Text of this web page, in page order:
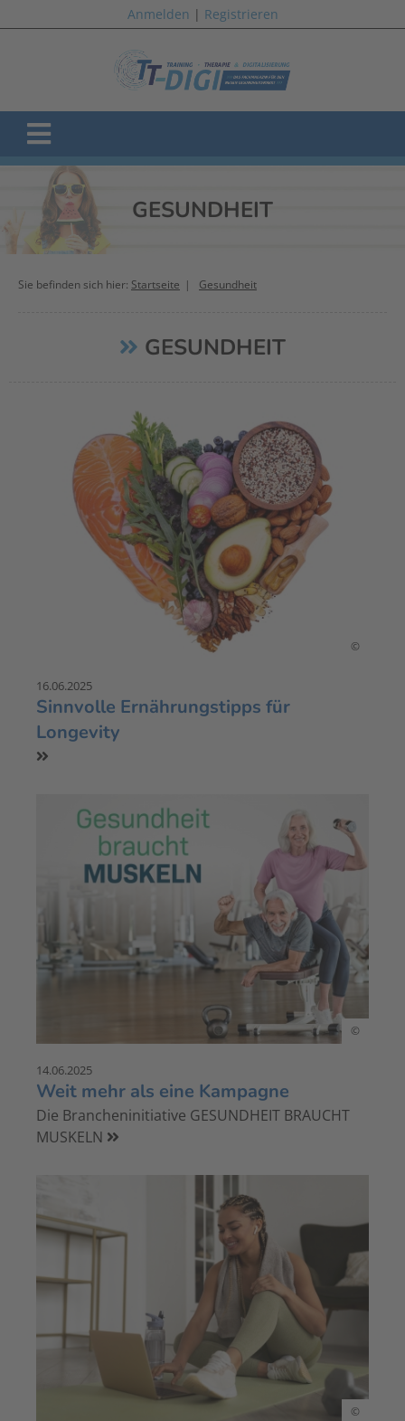
Anmelden | Registrieren
GESUNDHEIT
Sie befinden sich hier: Startseite Gesundheit
GESUNDHEIT
©
16.06.2025
Sinnvolle Ernährungstipps für
Longevity
©
14.06.2025
Weit mehr als eine Kampagne
Die Brancheninitiative GESUNDHEIT BRAUCHT
MUSKELN
©